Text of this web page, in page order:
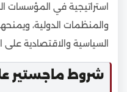
استراتيجية في المؤسسات
والمنظمات الدولية،
السياسية والاقتصادية على
شروط ماجستير